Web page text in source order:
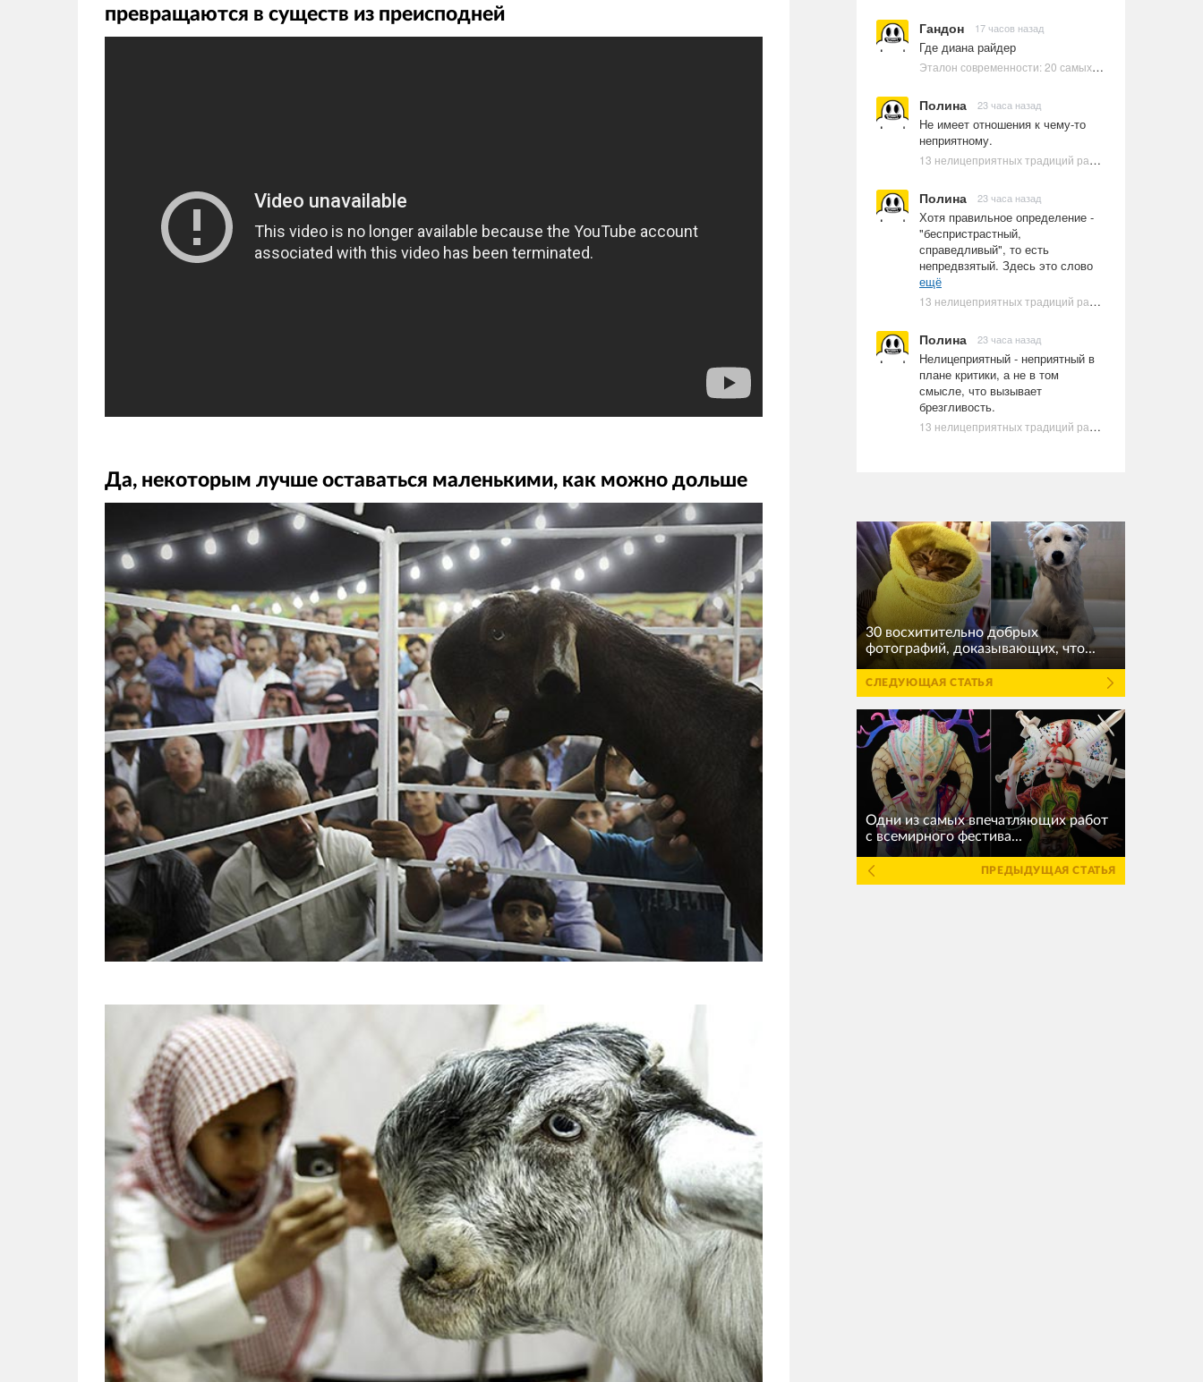
превращаются в существ из преисподней
Да, некоторым лучше оставаться маленькими, как можно дольше
Гандон 17 часов назад
Где диана райдер
Эталон современности: 20 самых красивых и привлекательных актрис Голливуда, по мнению Google | Ультрамарин
Полина 23 часа назад
Не имеет отношения к чему-то
неприятному.
13 нелицеприятных традиций разных стран, которые могут шокировать неподготовленного человека
Полина 23 часа назад
Хотя правильное определение -
"беспристрастный,
справедливый", то есть
непредвзятый. Здесь это слово
ещё
13 нелицеприятных традиций разных стран, которые могут шокировать неподготовленного человека
Полина 23 часа назад
Нелицеприятный - неприятный в
плане критики, а не в том
смысле, что вызывает
брезгливость.
13 нелицеприятных традиций разных стран, которые могут шокировать неподготовленного человека
30 восхитительно добрых
фотографий, доказывающих, что...
СЛЕДУЮЩАЯ СТАТЬЯ
Одни из самых впечатляющих работ
с всемирного фестива...
ПРЕДЫДУЩАЯ СТАТЬЯ